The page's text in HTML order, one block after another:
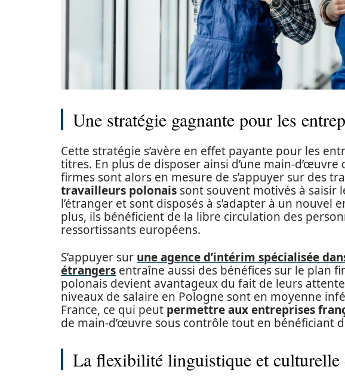
Une stratégie gagnante pour les
Cette stratégie s’avère en effet payante pour les
titres. En plus de disposer ainsi d’une main-
firmes sont alors en mesure de s’appuyer sur des
travailleurs polonais sont souvent motivés à saisir
l’étranger et sont disposés à s’adapter à un nouvel
plus, ils bénéficient de la libre circulation des
ressortissants européens.
S’appuyer sur une agence d’intérim spécialisée
étrangers entraîne aussi des bénéfices sur le plan
polonais devient avantageux du fait de leurs
niveaux de salaire en Pologne sont en moyenne
France, ce qui peut permettre aux entreprises
de main-d’œuvre sous contrôle tout en bénéficiant
La flexibilité linguistique et culturelle